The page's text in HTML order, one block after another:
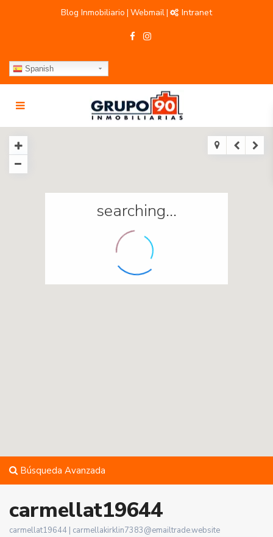
Blog Inmobiliario | Webmail| Intranet
Spanish
searching...
Búsqueda Avanzada
carmellat19644
carmellat19644 | carmellakirklin7383@emailtrade.website